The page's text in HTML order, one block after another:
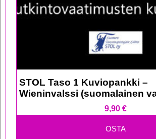
STOL Taso 1 Kuviopankki –
Wieninvalssi (suomalainen
9,90 €
OSTA